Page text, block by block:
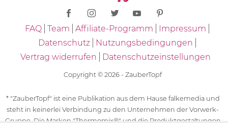
FAQ Team Affiliate-Programm
Impressum
Datenschutz
Nutzungsbedingungen
Vertrag widerrufen
Datenschutzeinstellungen
Copyright © 2026 - ZauberTopf
* "ZauberTopf" ist eine Publikation aus dem Hause falkemedia und
steht in keinerlei Verbindung zu den Unternehmen der Vorwerk-
Gruppe. Die Marken "Thermomix®" und die Produktgestaltungen